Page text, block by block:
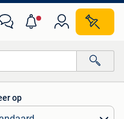
op